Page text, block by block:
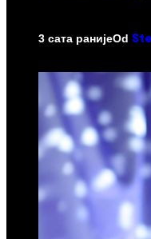
3 сата ранијеOd